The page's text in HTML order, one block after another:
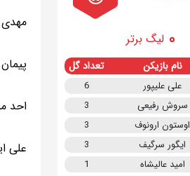
احد
علی
لیگ برتر
نام بازیکن تعداد گل
علی علیپور
6
سروش رفیعی
3
اوستون ارونوف
3
ایگور سرگیف
3
امید عالیشاه
1